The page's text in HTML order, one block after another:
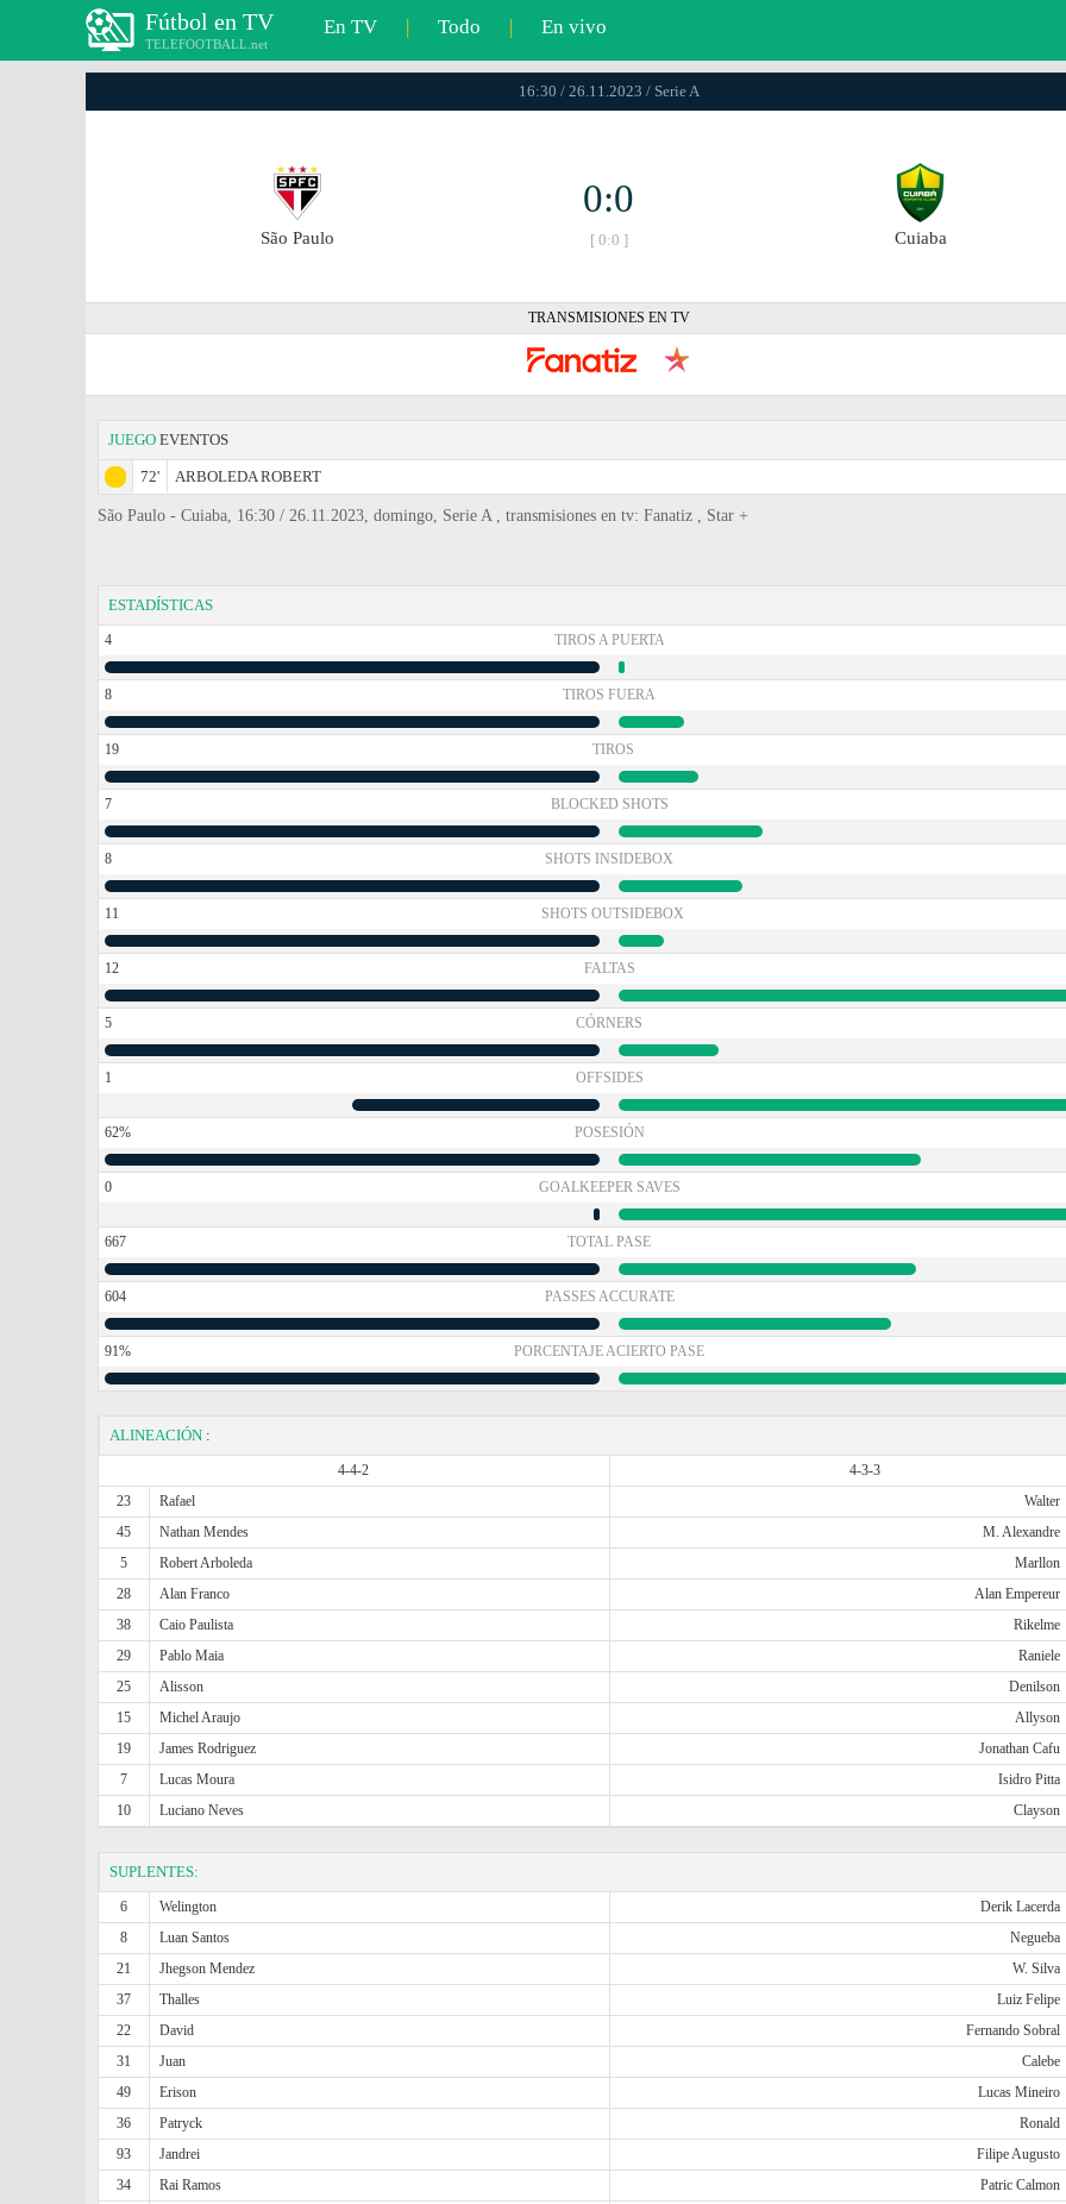
Fútbol en TV
TELEFOOTBALL.net
En TV | Todo | En vivo
16:30 / 26.11.2023 / Serie A
São Paulo
0:0
[ 0:0 ] Cuiaba
TRANSMISIONES EN TV
JUEGO EVENTOS
72' ARBOLEDA ROBERT
São Paulo - Cuiaba, 16:30 / 26.11.2023, domingo, Serie A , transmisiones en tv: Fanatiz , Star +
ESTADÍSTICAS
4 TIROS A PUERTA
8 TIROS FUERA
19 TIROS
7 BLOCKED SHOTS
8 SHOTS INSIDEBOX
11 SHOTS OUTSIDEBOX
12 FALTAS
5 CÓRNERS
1 OFFSIDES
62% POSESIÓN
0 GOALKEEPER SAVES
667 TOTAL PASE
604 PASSES ACCURATE
91% PORCENTAJE ACIERTO PASE
ALINEACIÓN :
4-4-2
4-3-3
23
Rafael Walter
45
Nathan Mendes M. Alexandre
5
Robert Arboleda Marllon
28
Alan Franco Alan Empereur
38
Caio Paulista Rikelme
29
Pablo Maia Raniele
25
Alisson Denilson
15
Michel Araujo Allyson
19
James Rodriguez Jonathan Cafu
7
Lucas Moura Isidro Pitta
10
Luciano Neves Clayson
SUPLENTES:
6 Welington Derik Lacerda
8
Luan Santos Negueba
21
Jhegson Mendez W. Silva
37
Thalles Luiz Felipe
22
David Fernando Sobral
31
Juan Calebe
49
Erison Lucas Mineiro
36
Patryck Ronald
93
Jandrei Filipe Augusto
34
Rai Ramos Patric Calmon